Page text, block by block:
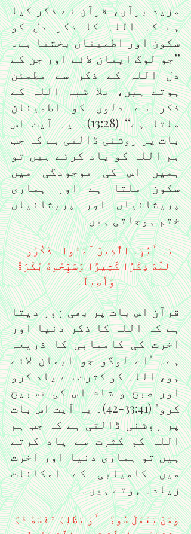
مزید برآں، قرآن نے ذکر کیا
ہے کہ اللہ کا ذکر دل کو
سکون اور اطمینان بخشتا ہے۔
’’جو لوگ ایمان لائے اور جن کے
دل اللہ کے ذکر سے مطمئن
ہوتے ہیں، بلا شبہ اللہ کے
ذکر سے دلوں کو اطمینان
ملتا ہے‘‘ (13:28)۔ یہ آیت اس
بات پر روشنی ڈالتی ہے کہ جب
ہم اللہ کو یاد کرتے ہیں تو
ہمیں اس کی موجودگی میں
سکون ملتا ہے اور ہماری
پریشانیاں اور پریشانیاں
ختم ہوجاتی ہیں۔
يَا أَيُّهَا الَّذِينَ آمَنُوا اذْكُرُوا
اللَّهَ ذِكْرًا كَثِيرًا وَسَبِّحُوهُ بُكْرَةً
وَأَصِيلًا
قرآن اس بات پر بھی زور دیتا
ہے کہ اللہ کا ذکر دنیا اور
آخرت کی کامیابی کا ذریعہ
ہے۔ "اے لوگو جو ایمان لائے
ہو، اللہ کو کثرت سے یاد کرو
اور صبح و شام اس کی تسبیح
کرو" (33:41-42)۔ یہ آیت اس بات
پر روشنی ڈالتی ہے کہ جب ہم
اللہ کو کثرت سے یاد کرتے
ہیں تو ہماری دنیا اور آخرت
میں کامیابی کے امکانات
زیادہ ہوتے ہیں۔
وَمَنْ يَعْمَلْ سُوءًا أَوْ يَظْلِمْ نَفْسَهُ ثُمَّ